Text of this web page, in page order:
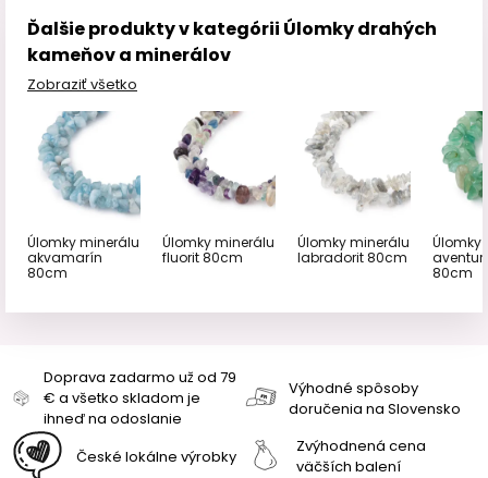
Ďalšie produkty v kategórii Úlomky drahých
kameňov a minerálov
Zobraziť všetko
Úlomky minerálu
akvamarín
80cm
Úlomky minerálu
fluorit 80cm
Úlomky minerálu
labradorit 80cm
Úlomky
80cm
Doprava zadarmo už od 79
€ a všetko skladom je
ihneď na odoslanie
Výhodné spôsoby
doručenia na Slovensko
České lokálne výrobky
Zvýhodnená cena
väčších balení